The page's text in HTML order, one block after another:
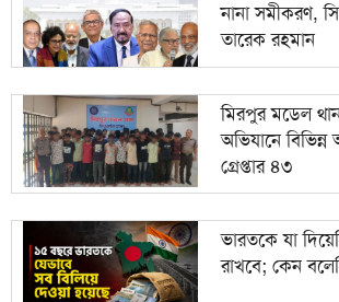
নানা সমীকরণ,
তারেক রহমান
মিরপুর মডেল
অভিযানে
গ্রেপ্তার ৪৩
ভারতকে যা
রাখবে; কেন